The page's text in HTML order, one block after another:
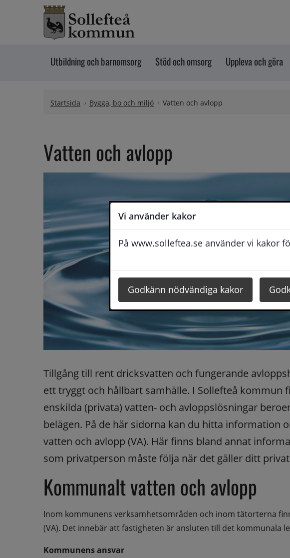
Vi använder kakor
På www.solleftea.se använder vi kakor
Godkänn nödvändiga kakor
Hoppa till innehåll
Utbildning och barnomsorg Stöd och omsorg Uppleva och göra
Startsida Bygga, bo och miljö Vatten och avlopp
Vatten och avlopp
Tillgång till rent dricksvatten och fungerande
ett tryggt och hållbart samhälle. I Sollefteå kommun
enskilda (privata) vatten- och avloppslösningar
belägen. På de här sidorna kan du hitta information
vatten och avlopp (VA). Här finns bland annat
som privatperson måste följa när det gäller ditt
Kommunalt vatten och avlopp
Inom kommunens verksamhetsområden och inom tätorterna
(VA). Det innebär att fastigheten är ansluten till det kommunala
Kommunens ansvar